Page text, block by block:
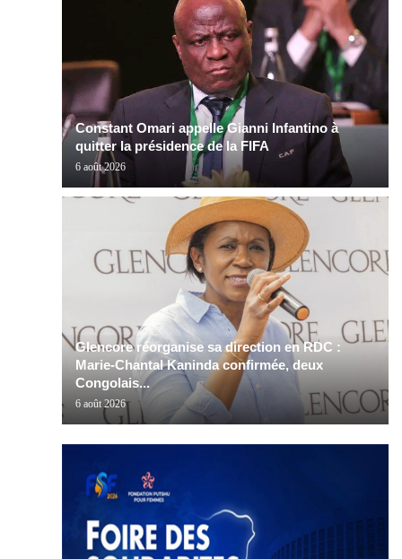
Constant Omari appelle Gianni Infantino à
quitter la présidence de la FIFA
6 août 2026
Glencore réorganise sa direction en RDC :
Marie-Chantal Kaninda confirmée, deux
Congolais...
6 août 2026